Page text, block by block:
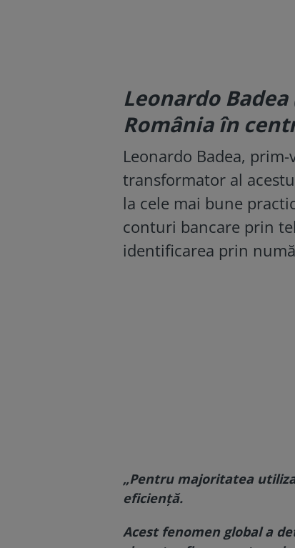
Leonardo
România în
Leonardo Badea,
transformator al
la cele mai bune
conturi bancare prin
identificarea prin
„Pentru majoritatea
eficiență.
Acest fenomen global a